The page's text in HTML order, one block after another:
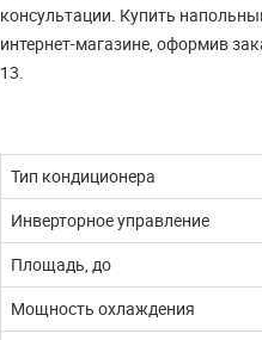
консультации. Купить
интернет-магазине, оформив
13.
Тип кондиционера
Инверторное управление
Площадь, до
Мощность охлаждения